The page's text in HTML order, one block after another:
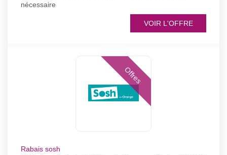
nécessaire
VOIR L'OFFRE
Offres
Rabais sosh